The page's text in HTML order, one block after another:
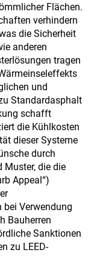
Flächen.
verhindern
die Sicherheit
anderen
tragen
und
Standardasphalt
schafft
die Kühlkosten
dieser Systeme
durch
Muster, die die
Appeal“)
Verwendung
Bauherren
Sanktionen
zu LEED-